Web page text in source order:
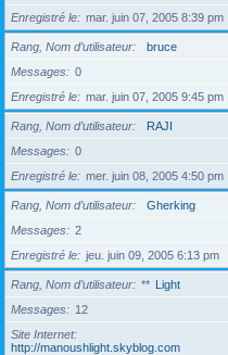
Enregistré le
mar. juin 07, 2005 8:39 pm
Rang, Nom d’utilisateur
bruce
Messages
0
Enregistré le
mar. juin 07, 2005 9:45 pm
Rang, Nom d’utilisateur
RAJI
Messages
0
Enregistré le
mer. juin 08, 2005 4:50 pm
Rang, Nom d’utilisateur
Gherking
Messages
2
Enregistré le
jeu. juin 09, 2005 6:13 pm
Rang, Nom d’utilisateur ** Light
Messages
12
Site Internet
http://manoushlight.skyblog.com